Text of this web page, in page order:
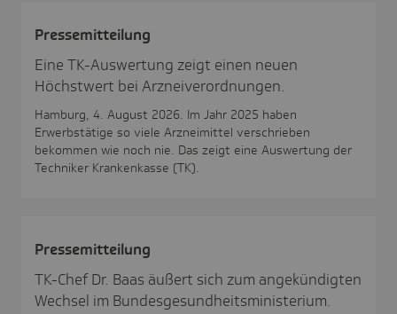
Pres­se­mit­tei­lung
Eine TK-Auswertung zeigt einen neuen
Höchstwert bei Arzneiverordnungen.
Hamburg, 4. August 2026. Im Jahr 2025 haben
Erwerbstätige so viele Arzneimittel verschrieben
bekommen wie noch nie. Das zeigt eine Auswertung der
Techniker Krankenkasse (TK).
Pres­se­mit­tei­lung
TK-Chef Dr. Baas äußert sich zum angekündigten
Wechsel im Bundesgesundheitsministerium.